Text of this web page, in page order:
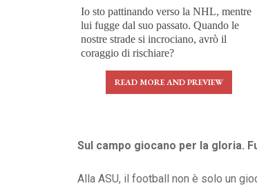
Io sto pattinando verso la NHL, mentre
lui fugge dal suo passato. Quando le
nostre strade si incrociano, avrò il
coraggio di rischiare?
READ MORE AND PREVIEW
Sul campo giocano per la gloria.
Alla ASU, il football non è solo un